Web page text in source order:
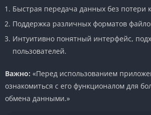
Быстрая передача данных без потери
Поддержка различных форматов
Интуитивно понятный интерфейс,
пользователей.
Важно: «Перед использованием
ознакомиться с его функционалом для
обмена данными.»